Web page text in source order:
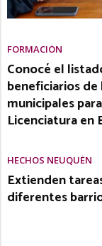
FORMACIÓN
Conocé el
beneficiarios de
municipales
Licenciatura en
HECHOS NEUQUÉN
Extienden
diferentes